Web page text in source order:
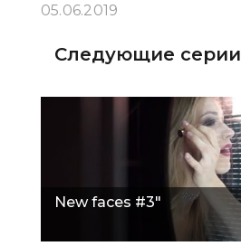
05.06.2019
Следующие серии
New faces #3"